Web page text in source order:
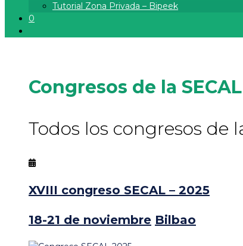
Tutorial Zona Privada – Bipeek
0
Congresos de la SECAL
Todos los congresos de
XVIII congreso SECAL – 2025
18-21 de noviembre Bilbao